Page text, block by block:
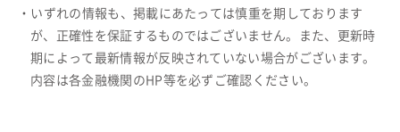
・いずれの情報も、掲載にあたっては慎重を期しております
が、正確性を保証するものではございません。また、更新時
期によって最新情報が反映されていない場合がございます。
内容は各金融機関のHP等を必ずご確認ください。